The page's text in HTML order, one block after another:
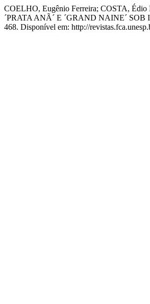
COELHO, Eugênio Ferreira; COSTA,
´PRATA ANÃ´ E ´GRAND NAINE´
468. Disponível em: http://